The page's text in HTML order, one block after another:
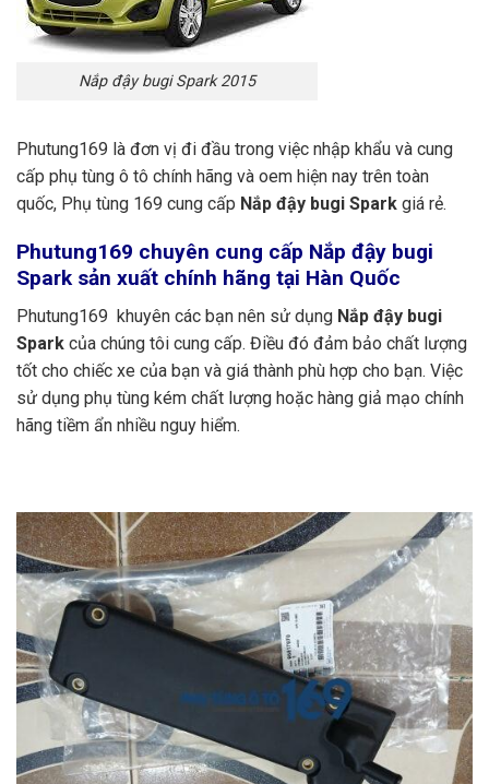
Nắp đậy bugi Spark 2015
Phutung169 là đơn vị đi đầu trong việc nhập khẩu và cung
cấp phụ tùng ô tô chính hãng và oem hiện nay trên toàn
quốc, Phụ tùng 169 cung cấp Nắp đậy bugi Spark giá rẻ.
Phutung169 chuyên cung cấp Nắp đậy bugi
Spark sản xuất chính hãng tại Hàn Quốc
Phutung169 khuyên các bạn nên sử dụng Nắp đậy bugi
Spark của chúng tôi cung cấp. Điều đó đảm bảo chất lượng
tốt cho chiếc xe của bạn và giá thành phù hợp cho bạn. Việc
sử dụng phụ tùng kém chất lượng hoặc hàng giả mạo chính
hãng tiềm ẩn nhiều nguy hiểm.